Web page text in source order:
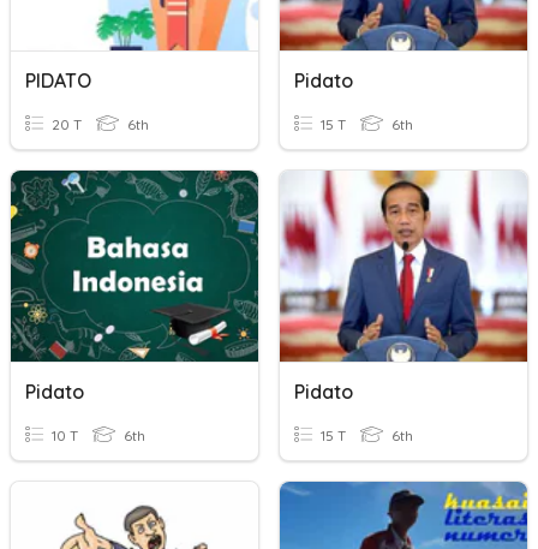
PIDATO
20 T 6th
Pidato
15 T 6th
Pidato
10 T 6th
Pidato
15 T 6th